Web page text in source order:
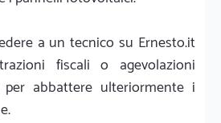
a un tecnico su Ernesto.it
fiscali o agevolazioni
abbattere ulteriormente i